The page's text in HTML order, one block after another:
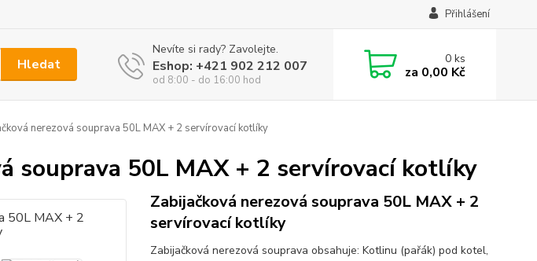
Přihlášení
Hledat
Nevíte si rady? Zavolejte.
Eshop: +421 902 212 007
od 8:00 - do 16:00 hod
0ks
za 0,00 Kč
nerezová souprava 50L MAX + 2 servírovací kotlíky
souprava 50L MAX + 2 servírovací kotlíky
Zabijačková nerezová souprava 50L MAX + 2
servírovací kotlíky
Zabijačková nerezová souprava obsahuje: Kotlinu (pařák) pod kotel,